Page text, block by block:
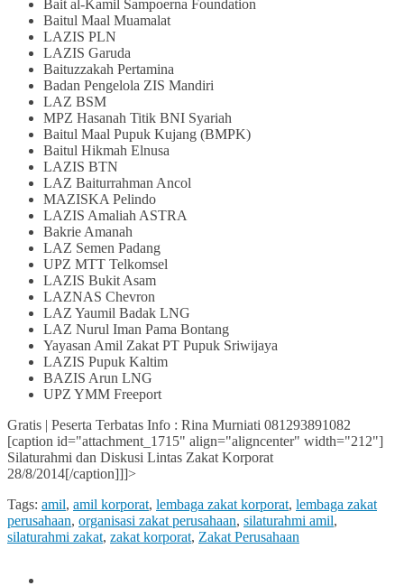
Bait al-Kamil Sampoerna Foundation
Baitul Maal Muamalat
LAZIS PLN
LAZIS Garuda
Baituzzakah Pertamina
Badan Pengelola ZIS Mandiri
LAZ BSM
MPZ Hasanah Titik BNI Syariah
Baitul Maal Pupuk Kujang (BMPK)
Baitul Hikmah Elnusa
LAZIS BTN
LAZ Baiturrahman Ancol
MAZISKA Pelindo
LAZIS Amaliah ASTRA
Bakrie Amanah
LAZ Semen Padang
UPZ MTT Telkomsel
LAZIS Bukit Asam
LAZNAS Chevron
LAZ Yaumil Badak LNG
LAZ Nurul Iman Pama Bontang
Yayasan Amil Zakat PT Pupuk Sriwijaya
LAZIS Pupuk Kaltim
BAZIS Arun LNG
UPZ YMM Freeport
Gratis | Peserta Terbatas Info : Rina Murniati 081293891082
[caption id="attachment_1715" align="aligncenter" width="212"]
Silaturahmi dan Diskusi Lintas Zakat Korporat
28/8/2014[/caption]]]>
Tags: amil, amil korporat, lembaga zakat korporat, lembaga zakat
perusahaan, organisasi zakat perusahaan, silaturahmi amil,
silaturahmi zakat, zakat korporat, Zakat Perusahaan